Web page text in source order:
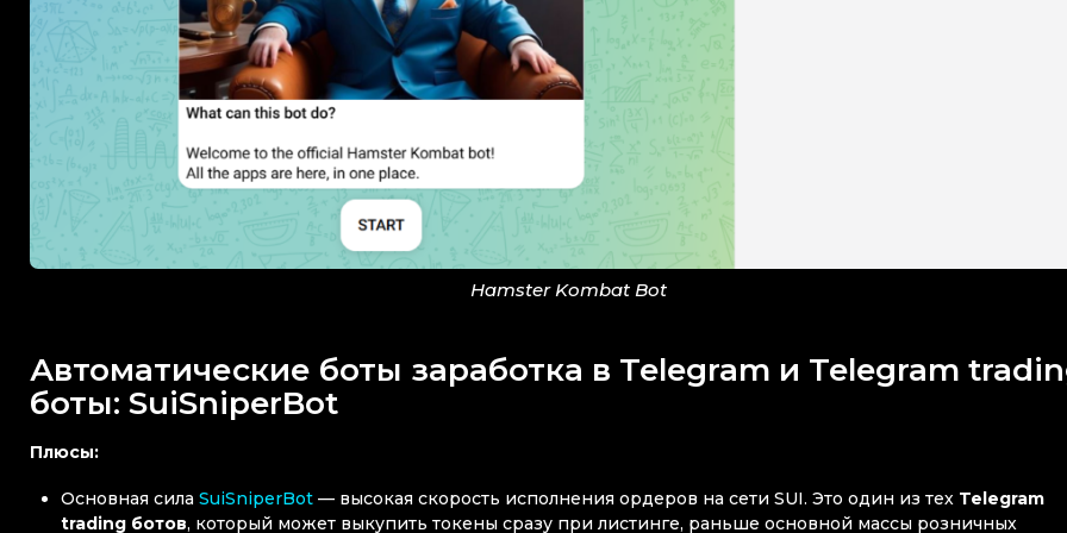
Hamster Kombat Bot
Автоматические боты заработка в Telegram и Telegram
боты: SuiSniperBot
Плюсы:
Основная силаSuiSniperBot — высокая скорость исполнения ордеров на сети SUI. Это один из тех Telegram
trading ботов, который может выкупить токены сразу при листинге, раньше основной массы розничных